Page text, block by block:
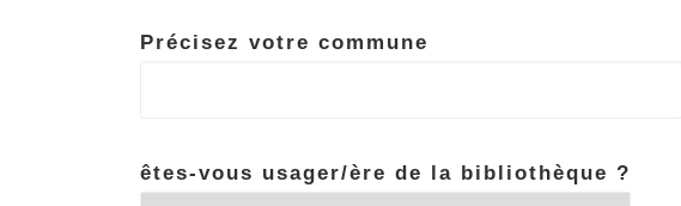
Précisez votre commune
êtes-vous usager/ère de la bibliothèque ?